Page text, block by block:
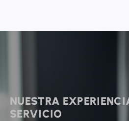
NUESTRA
SERVICIO